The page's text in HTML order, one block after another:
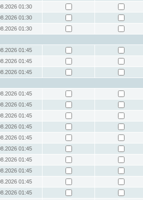
01:30
01:30
01:30
01:45
01:45
01:45
01:45
01:45
01:45
01:45
01:45
01:45
01:45
01:45
01:45
01:45